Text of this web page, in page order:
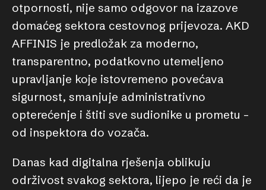
otpornosti, nije samo odgovor na izazove
domaćeg sektora cestovnog prijevoza. AKD
AFFINIS je predložak za moderno,
transparentno, podatkovno utemeljeno
upravljanje koje istovremeno povećava
sigurnost, smanjuje administrativno
opterećenje i štiti sve sudionike u prometu –
od inspektora do vozača.
Danas kad digitalna rješenja oblikuju
održivost svakog sektora, lijepo je reći da je